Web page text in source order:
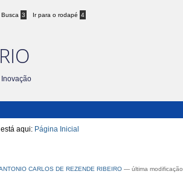
3 Ir para o rodapé 4
aqui: Página Inicial
CARLOS DE REZENDE RIBEIRO —última modificação